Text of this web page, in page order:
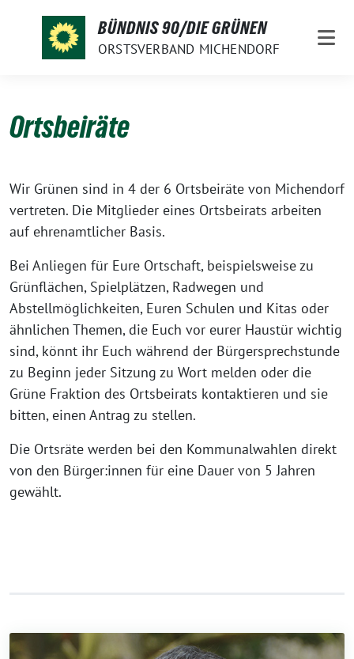
BÜNDNIS 90/DIE GRÜNEN
ORSTSVERBAND MICHENDORF
Ortsbeiräte
Wir Grünen sind in 4 der 6 Ortsbeiräte von Michendorf
vertreten. Die Mitglieder eines Ortsbeirats arbeiten
auf ehrenamtlicher Basis.
Bei Anliegen für Eure Ortschaft, beispielsweise zu
Grünflächen, Spielplätzen, Radwegen und
Abstellmöglichkeiten, Euren Schulen und Kitas oder
ähnlichen Themen, die Euch vor eurer Haustür wichtig
sind, könnt ihr Euch während der Bürgersprechstunde
zu Beginn jeder Sitzung zu Wort melden oder die
Grüne Fraktion des Ortsbeirats kontaktieren und sie
bitten, einen Antrag zu stellen.
Die Ortsräte werden bei den Kommunalwahlen direkt
von den Bürger:innen für eine Dauer von 5 Jahren
gewählt.